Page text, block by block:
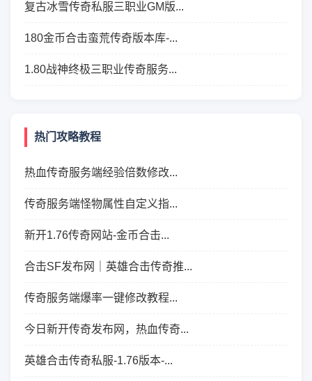
复古冰雪传奇私服三职业GM版...
180金币合击蛮荒传奇版本库-...
1.80战神终极三职业传奇服务...
热门攻略教程
热血传奇服务端经验倍数修改...
传奇服务端怪物属性自定义指...
新开1.76传奇网站-金币合击...
合击SF发布网｜英雄合击传奇推...
传奇服务端爆率一键修改教程...
今日新开传奇发布网，热血传奇...
英雄合击传奇私服-1.76版本-...